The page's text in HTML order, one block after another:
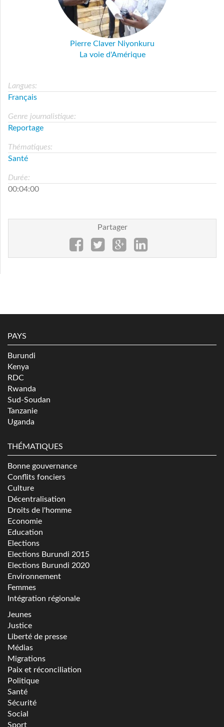
Pierre Claver Niyonkuru
La voie d'Amérique
Langues:
Français
Genre journalistique:
Reportage
Thématiques:
Santé
Durée:
00:04:00
Partager
PAYS
Burundi
Kenya
RDC
Rwanda
Sud-Soudan
Tanzanie
Uganda
THÉMATIQUES
Bonne gouvernance
Conflits fonciers
Culture
Décentralisation
Droits de l'homme
Economie
Education
Elections
Elections Burundi 2015
Elections Burundi 2020
Environnement
Femmes
Intégration régionale
Jeunes
Justice
Liberté de presse
Médias
Migrations
Paix et réconciliation
Politique
Santé
Sécurité
Social
Sport